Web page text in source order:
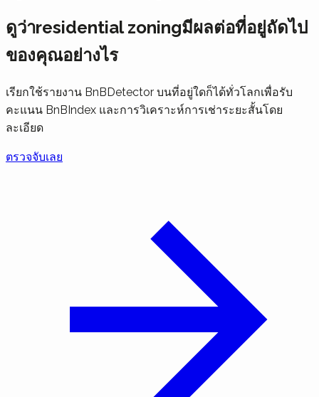
ดูว่าresidential zoningมีผลต่อที่อยู่ถัดไป
ของคุณอย่างไร
เรียกใช้รายงาน BnBDetector บนที่อยู่ใดก็ได้ทั่วโลกเพื่อรับ
คะแนน BnBIndex และการวิเคราะห์การเช่าระยะสั้นโดย
ละเอียด
ตรวจจับเลย